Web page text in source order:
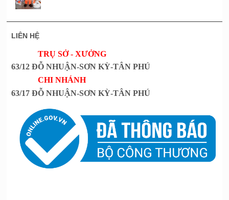
LIÊN HỆ
TRỤ SỞ - XƯỞNG
63/12 ĐỖ NHUẬN-SƠN KỲ-TÂN PHÚ
CHI NHÁNH
63/17 ĐỖ NHUẬN-SƠN KỲ-TÂN PHÚ